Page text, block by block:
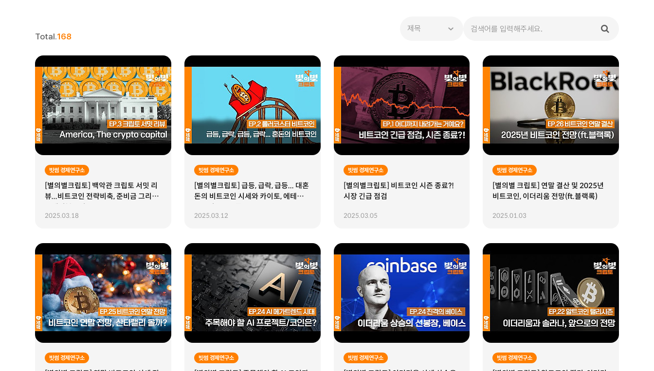
Total.168
빗썸 경제연구소
[별의별크립토] 백악관 크립토 서밋 리
뷰...비트코인 전략비축, 준비금 그리고
스테이블코인
2025.03.18
빗썸 경제연구소
[별의별크립토] 급등, 급락, 급등... 대혼
돈의 비트코인 시세와 카이토, 에테나,
스토리프로토콜
2025.03.12
빗썸 경제연구소
[별의별크립토] 비트코인 시즌 종료?!
시장 긴급 점검
2025.03.05
빗썸 경제연구소
[별의별 크립토] 연말 결산 및 2025년
비트코인, 이더리움 전망(ft.블랙록)
2025.01.03
빗썸 경제연구소 빗썸 경제연구소 빗썸 경제연구소 빗썸 경제연구소